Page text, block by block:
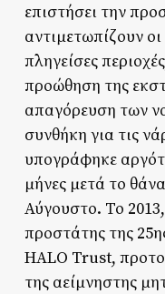
επιστήσει την
αντιμετωπίζουν
πληγείσες
προώθηση της
απαγόρευση των
συνθήκη για τις
υπογράφηκε
μήνες μετά το
Αύγουστο. Το
προστάτης της
HALO Trust,
της αείμνηστης